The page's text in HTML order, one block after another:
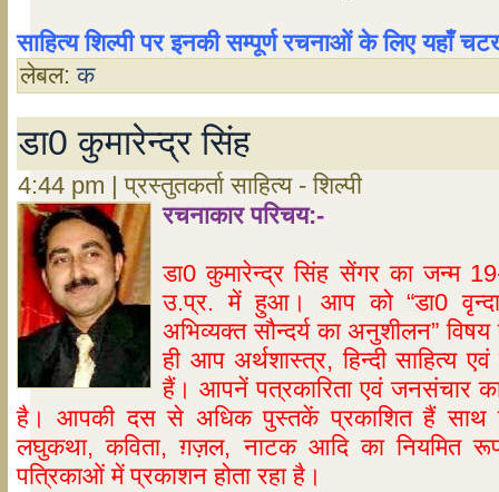
साहित्य शिल्पी पर इनकी सम्पूर्ण रचनाओं के लिए यहाँ
लेबल:क
डा0 कुमारेन्द्र सिंह
4:44 pm | प्रस्तुतकर्ता साहित्य - शिल्पी
रचनाकार परिचय:-
डा0 कुमारेन्द्र सिंह सेंगर का जन्म
उ.प्र. में हुआ। आप को “डा0
अभिव्यक्त सौन्दर्य का अनुशीलन”
ही आप अर्थशास्त्र, हिन्दी साहित्य एवं
हैं। आपनें पत्रकारिता एवं जनसंचार का
है। आपकी दस से अधिक पुस्तकें प्रकाशित हैं साथ
लघुकथा, कविता, ग़ज़ल, नाटक आदि का नियमित
पत्रिकाओं में प्रकाशन होता रहा है।